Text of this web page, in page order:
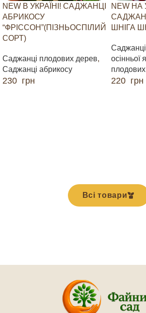
NEW В УКРАЇНІ! САДЖАНЦІ
АБРИКОСУ
“ФРІССОН”(ПІЗНЬОСПІЛИЙ
СОРТ)
Саджанці плодових дерев,
Саджанці абрикосу
230 грн
NEW НА
ШНІГА
Саджанці
осінньої
220 грн
Всі товари